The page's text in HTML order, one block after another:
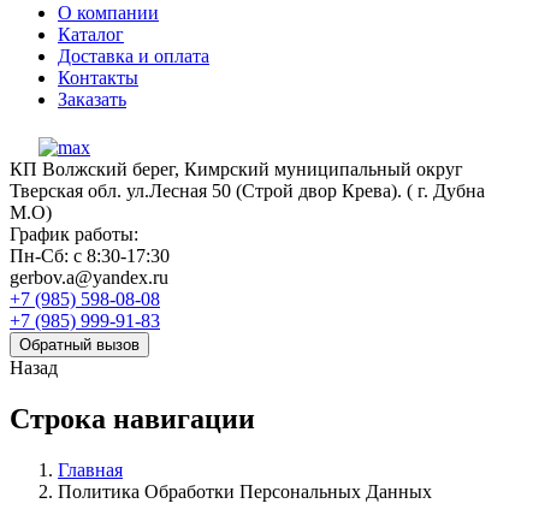
О компании
Каталог
Доставка и оплата
Контакты
Заказать
КП Волжский берег, Кимрский муниципальный округ
Тверская обл. ул.Лесная 50 (Строй двор Крева). ( г. Дубна
М.О)
График работы:
Пн-Сб: с 8:30-17:30
gerbov.a@yandex.ru
+7 (985) 598-08-08
+7 (985) 999-91-83
Обратный вызов
Назад
Строка навигации
Главная
Политика Обработки Персональных Данных